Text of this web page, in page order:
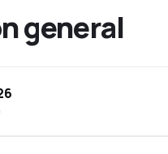
general